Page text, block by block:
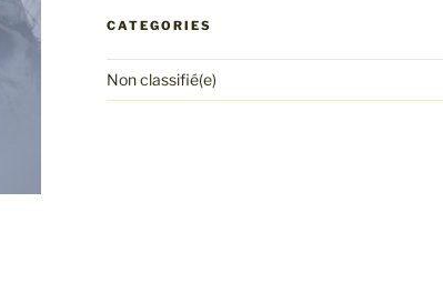
CATEGORIES
Non classifié(e)